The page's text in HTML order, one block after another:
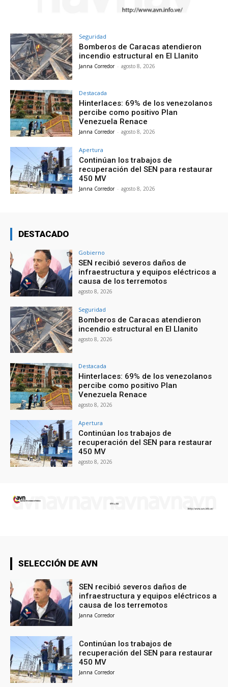
Seguridad
Bomberos de Caracas atendieron
incendio estructural en El Llanito
Janna Corredor - agosto 8, 2026
Destacada
Hinterlaces: 69% de los venezolanos
percibe como positivo Plan
Venezuela Renace
Janna Corredor - agosto 8, 2026
Apertura
Continúan los trabajos de
recuperación del SEN para restaurar
450 MV
Janna Corredor - agosto 8, 2026
DESTACADO
Gobierno
SEN recibió severos daños de
infraestructura y equipos eléctricos a
causa de los terremotos
agosto 8, 2026
Seguridad
Bomberos de Caracas atendieron
incendio estructural en El Llanito
agosto 8, 2026
Destacada
Hinterlaces: 69% de los venezolanos
percibe como positivo Plan
Venezuela Renace
agosto 8, 2026
Apertura
Continúan los trabajos de
recuperación del SEN para restaurar
450 MV
agosto 8, 2026
SELECCIÓN DE AVN
SEN recibió severos daños de
infraestructura y equipos eléctricos a
causa de los terremotos
Janna Corredor
Continúan los trabajos de
recuperación del SEN para restaurar
450 MV
Janna Corredor